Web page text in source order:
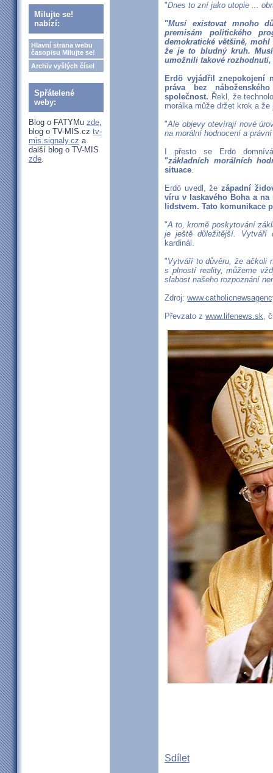
Milujte se!
nabízí:
Hlavní strana webu
časopisu Milujte se!
Archiv vyšlých čísel
Spřátelené
weby:
Blog o FATYMu zde,
blog o TV-MIS.cz tv-
mis.signaly.cz a
další blog o TV-MIS
zde.
"Dnes to zní jako utopie ...
"Musí existovat mnoho
premisám politického
demokratické většině,
že je to bludný kruh.
umožnili takové
Erdö vyjádřil znepokojení
práva bez
společnost. Řekl, že
morálka může držet krok a
"Ale objevy otevírají nové
na morální hodnocení a
I přesto se Erdö
"základních morálních
situace.
Erdö uvedl, že západní
víru v laskavého Boha a
lidstvem. Tato komunikace
"A to, kromě poskytování
je ještě důležitější. Vytváří
kardinál.
"Vytváří to důvěru, že ačkoli
s plností reality, můžeme
slabost našeho rozpoznání
Zdroj:
Převzato z www.lifenews.sk,
Sdílet